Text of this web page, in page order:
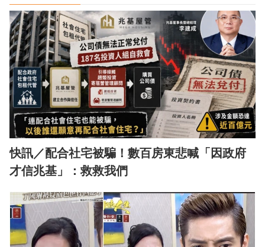
快訊／配合社宅被騙！數百房東悲喊「因政府
才信兆基」：救救我們